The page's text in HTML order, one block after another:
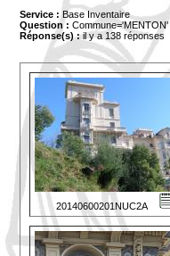
Service : Base Inventaire
Question : Commune='MENTON'
Réponse(s) :il y a 138 réponses
20140600201NUC2A